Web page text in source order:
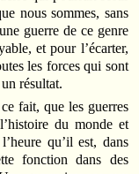
nous sommes, sans
guerre de ce genre
et pour l’écarter,
les forces qui sont
résultat.
fait, que les guerres
du monde et
qu’il est, dans
fonction dans des